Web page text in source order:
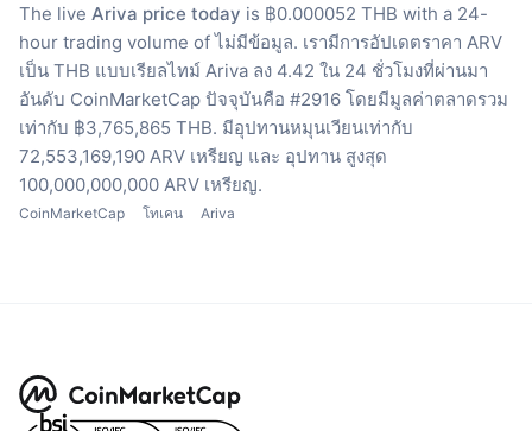
The live Ariva price today is ฿0.000052 THB with a 24-
hour trading volume of ไม่มีข้อมูล. เรามีการอัปเดตราคา ARV
เป็น THB แบบเรียลไทม์ Ariva ลง 4.42 ใน 24 ชั่วโมงที่ผ่านมา
อันดับ CoinMarketCap ปัจจุบันคือ #2916 โดยมีมูลค่าตลาดรวม
เท่ากับ ฿3,765,865 THB. มีอุปทานหมุนเวียนเท่ากับ
72,553,169,190 ARV เหรียญ และ อุปทาน สูงสุด
100,000,000,000 ARV เหรียญ.
CoinMarketCap โทเคน Ariva